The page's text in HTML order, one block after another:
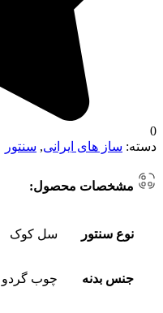
0
دسته: ساز های ایرانی, سنتور
مشخصات محصول:
نوع سنتور سل کوک
جنس بدنه چوب گردو